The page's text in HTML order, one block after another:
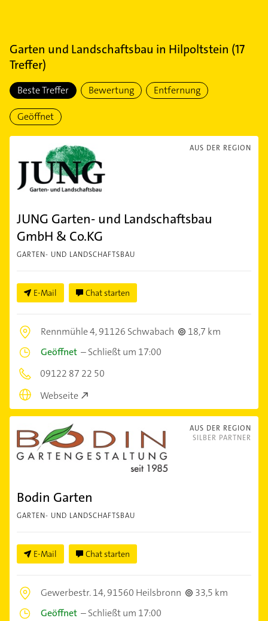
Garten und Landschaftsbau in Hilpoltstein (17
Treffer)
Beste Treffer Bewertung Entfernung
Geöffnet
AUS DER REGION
JUNG Garten- und Landschaftsbau
GmbH & Co.KG
GARTEN- UND LANDSCHAFTSBAU
E-Mail Chat starten
Rennmühle 4,91126 Schwabach
18,7 km
Geöffnet –Schließt um 17:00
09122 87 22 50
Webseite
AUS DER REGION
SILBER PARTNER
Bodin Garten
GARTEN- UND LANDSCHAFTSBAU
E-Mail Chat starten
Gewerbestr. 14,91560 Heilsbronn
33,5 km
Geöffnet –Schließt um 17:00